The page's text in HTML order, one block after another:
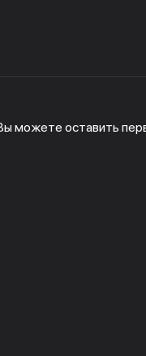
можете оставить